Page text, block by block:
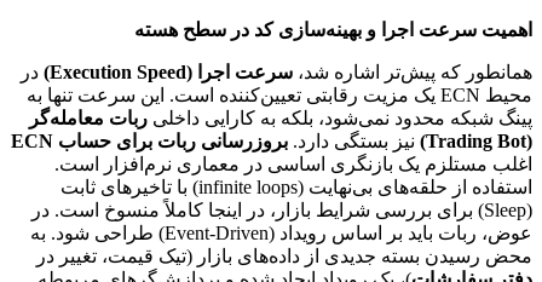
اهمیت سرعت اجرا و بهینه‌سازی کد در سطح هسته
همانطور که پیش‌تر اشاره شد، سرعت اجرا (Execution Speed)
در
محیط ECN یک مزیت رقابتی تعیین‌کننده است. این سرعت تنها به
پینگ شبکه محدود نمی‌شود، بلکه به کارایی داخلی ربات معامله‌گر
(Trading Bot)
نیز بستگی دارد. بروزرسانی ربات برای حساب ECN
اغلب مستلزم یک بازنگری اساسی در معماری نرم‌افزار است.
استفاده از حلقه‌های بی‌نهایت (infinite loops) با تاخیرهای ثابت
(Sleep) برای بررسی شرایط بازار، در اینجا کاملاً منسوخ است. در
عوض، ربات باید بر اساس رویداد (Event-Driven) طراحی شود. به
محض رسیدن بسته جدیدی از داده‌های بازار (تیک قیمت، تغییر در